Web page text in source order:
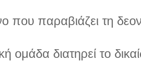
που παραβιάζει τη
ομάδα διατηρεί το